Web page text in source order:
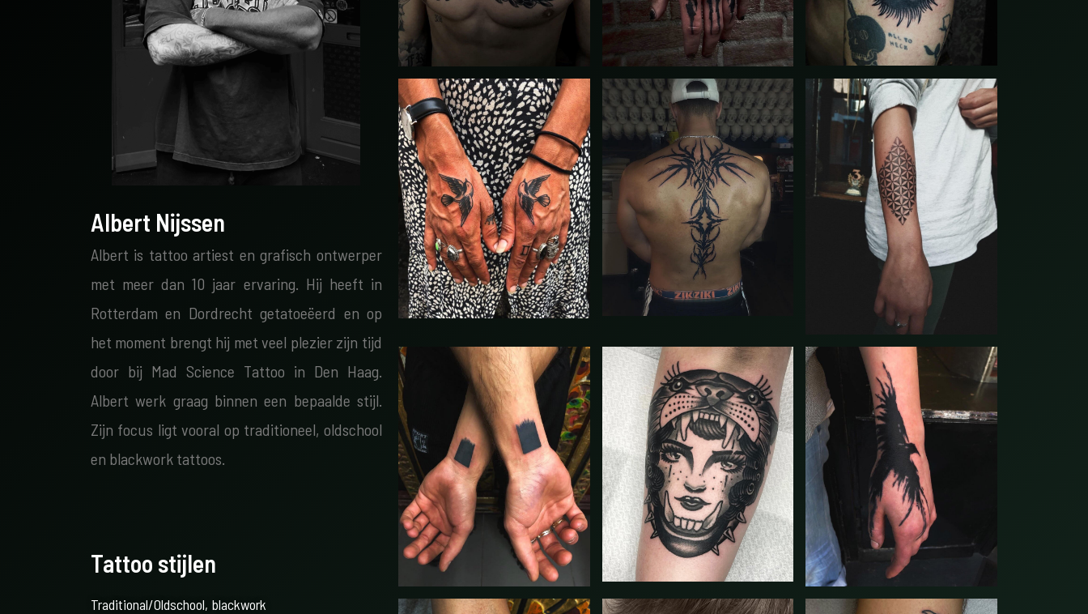
Albert Nijssen
Albert is tattoo artiest en grafisch ontwerper
met meer dan 10 jaar ervaring. Hij heeft in
Rotterdam en Dordrecht getatoeëerd en op
het moment brengt hij met veel plezier zijn tijd
door bij Mad Science Tattoo in Den Haag.
Albert werk graag binnen een bepaalde stijl.
Zijn focus ligt vooral op traditioneel, oldschool
en blackwork tattoos.
Tattoo stijlen
Traditional/Oldschool, blackwork